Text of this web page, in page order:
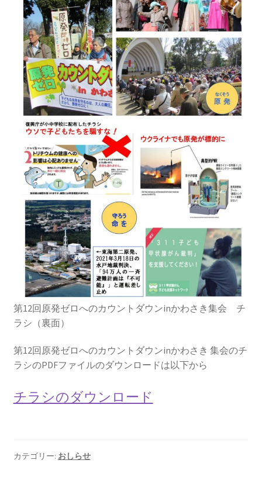
2024.3.10第13回原発ゼロへのカウントダウンinかわさ
き集会
2024.10.13 映画「決断」上映と講演会を開催
2025.3.23第14回原発ゼロへのカウントダウンinかわさ
き集会開催
2026.3.15 第１５回原発ゼロへのカウントダウンinか
わさき集会開催
ギャラリー
ギャラリー_2023.3.12
ギャラリー_2024.3.10
ギャラリー_2025.3.23
ギャラリー_2026.3.15
原発動向
原発 日誌
第12回原発ゼロへのカウントダウンinかわさき集会 チ
ラシ（裏面）
第12回原発ゼロへのカウントダウンinかわさき 集会のチ
ラシのPDFファイルのダウンロードは以下から
チラシのダウンロード
カテゴリー: おしらせ